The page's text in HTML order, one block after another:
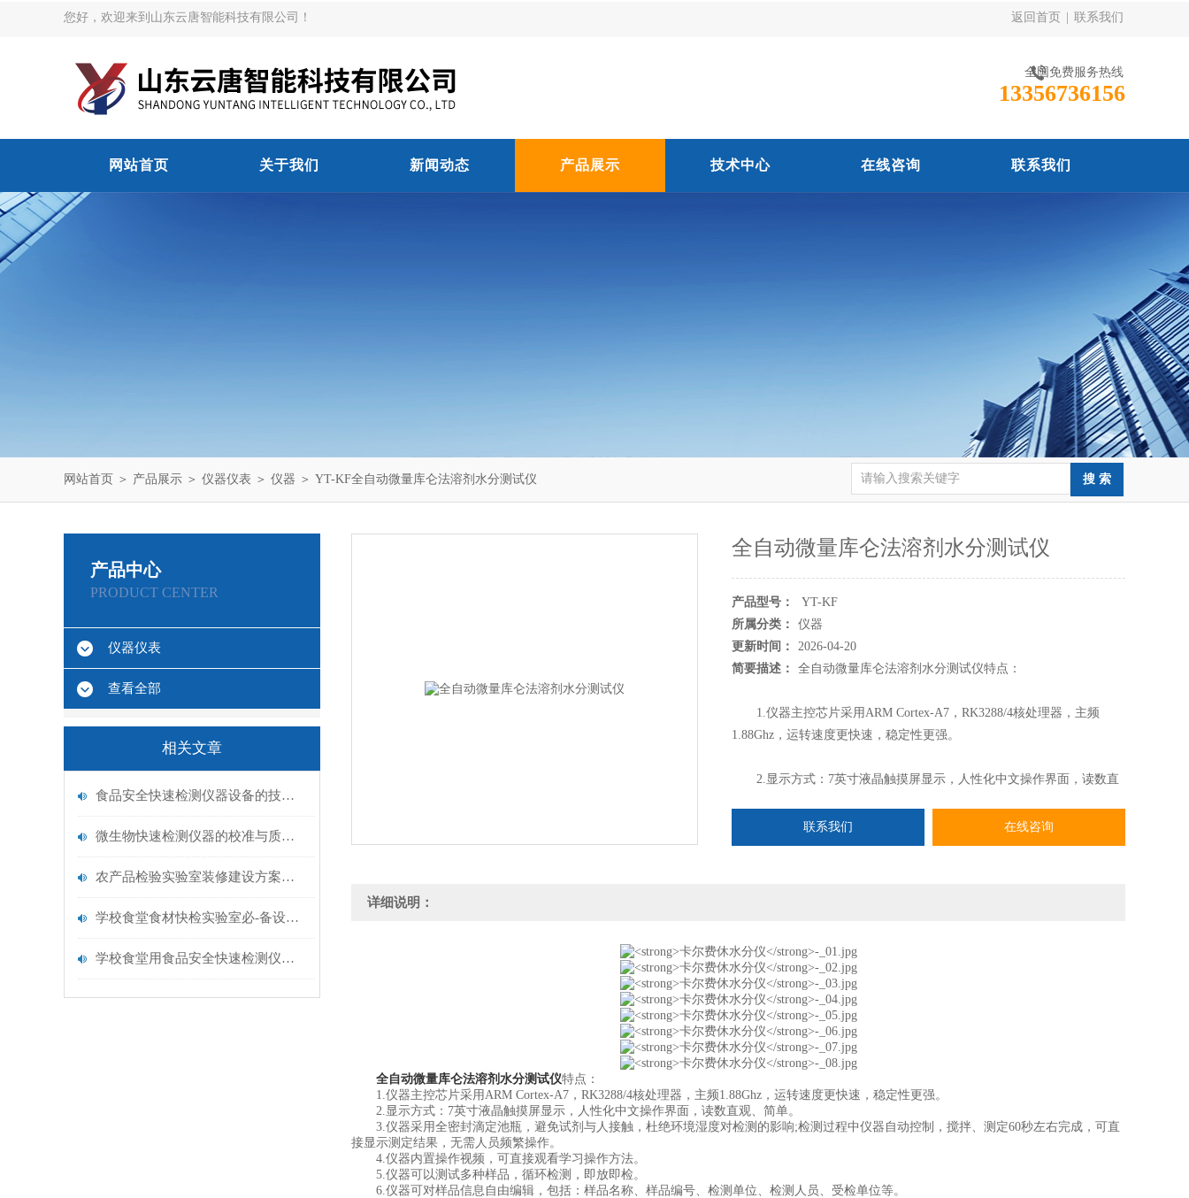
您好，欢迎来到山东云唐智能科技有限公司！ 返回首页 联系我们
全国免费服务热线
13356736156
网站首页 关于我们 新闻动态 产品展示 技术中心 在线咨询 联系我们
网站首页 ＞ 产品展示 ＞ 仪器仪表 ＞ 仪器 ＞ YT-KF全自动微量库仑法溶剂水分测试仪
产品中心
PRODUCT CENTER
仪器仪表
查看全部
相关文章
食品安全快速检测仪器设备的技术演进与应用场景
微生物快速检测仪器的校准与质控：保证结果准确性的黄金法则
农产品检验实验室装修建设方案仪器配置清单@云唐仪器
学校食堂食材快检实验室必-备设备清单【云唐仪器推荐】
学校食堂用食品安全快速检测仪器【行业推荐】云唐食品安全检测仪
全自动微量库仑法溶剂水分测试仪
产品型号：
YT-KF
所属分类：
仪器
更新时间：
2026-04-20
简要描述：
全自动微量库仑法溶剂水分测试仪特点：
1.仪器主控芯片采用ARM Cortex-A7，RK3288/4核处理器，主频
1.88Ghz，运转速度更快速，稳定性更强。
2.显示方式：7英寸液晶触摸屏显示，人性化中文操作界面，读数直
联系我们
在线咨询
详细说明：
全自动微量库仑法溶剂水分测试仪特点：
1.仪器主控芯片采用ARM Cortex-A7，RK3288/4核处理器，主频1.88Ghz，运转速度更快速，稳定性更强。
2.显示方式：7英寸液晶触摸屏显示，人性化中文操作界面，读数直观、简单。
3.仪器采用全密封滴定池瓶，避免试剂与人接触，杜绝环境湿度对检测的影响;检测过程中仪器自动控制，搅拌、测定60秒左右完成，可直
接显示测定结果，无需人员频繁操作。
4.仪器内置操作视频，可直接观看学习操作方法。
5.仪器可以测试多种样品，循环检测，即放即检。
6.仪器可对样品信息自由编辑，包括：样品名称、样品编号、检测单位、检测人员、受检单位等。